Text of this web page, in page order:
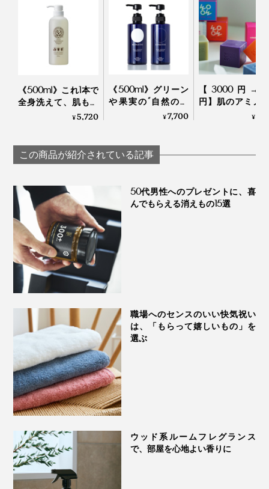
《500ml》これ1本で
全身洗えて、肌も髪
もしっとり潤うシャ
¥5,720
《500ml》グリーン
や果実の“自然の香
り”でリフレッシュ！
身シャンプー」｜
MANGETSU・
¥7,700
【3000円
円】肌のアミノ
近い「セリシン
¥
この商品が紹介されている記事
50代男性へのプレゼントに、喜
んでもらえる消えもの15選
職場へのセンスのいい快気祝い
は、「もらって嬉しいもの」を
選ぶ
ウッド系ルームフレグランス
で、部屋を心地よい香りに